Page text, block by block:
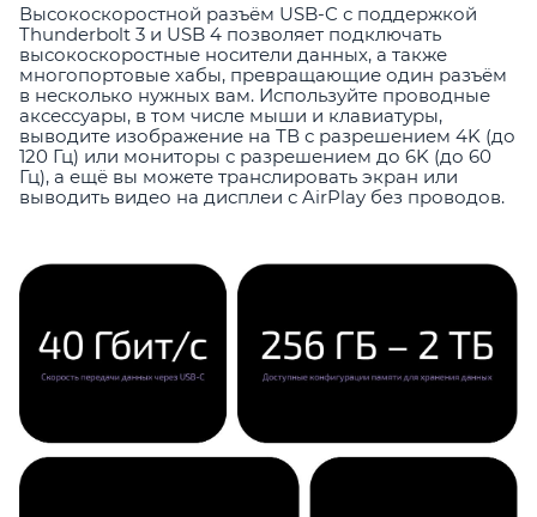
Высокоскоростной разъём USB-C с поддержкой
Thunderbolt 3 и USB 4 позволяет подключать
высокоскоростные носители данных, а также
многопортовые хабы, превращающие один разъём
в несколько нужных вам. Используйте проводные
аксессуары, в том числе мыши и клавиатуры,
выводите изображение на ТВ с разрешением 4K (до
120 Гц) или мониторы с разрешением до 6K (до 60
Гц), а ещё вы можете транслировать экран или
выводить видео на дисплеи с AirPlay без проводов.